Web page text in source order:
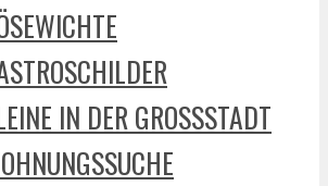
IN DER GROSSSTADT